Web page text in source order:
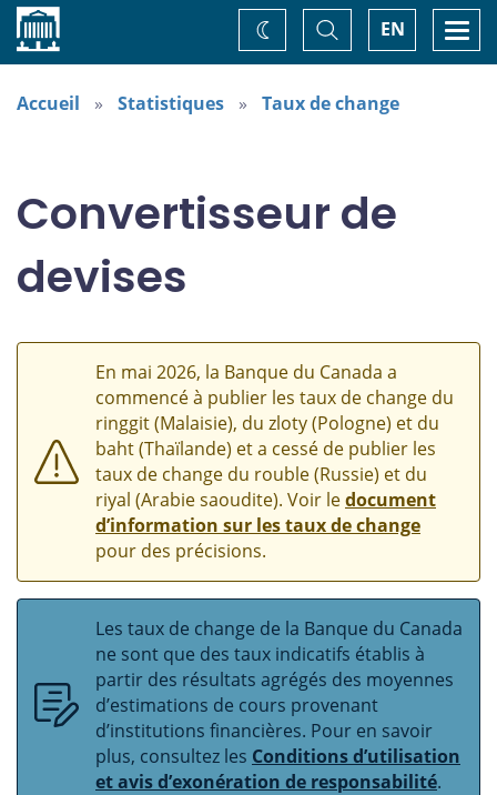
Accueil EN
Basculer
la
recherche
Changez
de
thème
Accueil Statistiques Taux de change
Convertisseur de
devises
En mai 2026, la Banque du Canada a
commencé à publier les taux de change du
ringgit (Malaisie), du zloty (Pologne) et du
baht (Thaïlande) et a cessé de publier les
taux de change du rouble (Russie) et du
riyal (Arabie saoudite). Voir ledocument
d’information sur les taux de change
pour des précisions.
Les taux de change de la Banque du Canada
ne sont que des taux indicatifs établis à
partir des résultats agrégés des moyennes
d’estimations de cours provenant
d’institutions financières. Pour en savoir
plus, consultez les Conditions d’utilisation
et avis d’exonération de responsabilité.